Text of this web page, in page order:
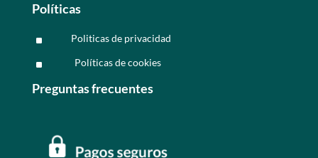
Políticas
^ Politicas de privacidad
^ Políticas de cookies
Preguntas frecuentes